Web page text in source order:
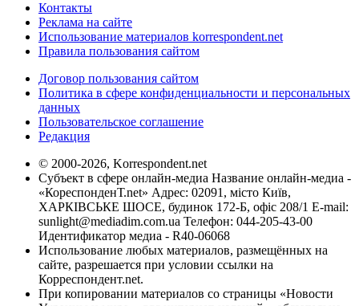
Контакты
Реклама на сайте
Использование материалов korrespondent.net
Правила пользования сайтом
Договор пользования сайтом
Политика в сфере конфиденциальности и персональных
данных
Пользовательское соглашение
Редакция
© 2000-2026, Korrespondent.net
Субъект в сфере онлайн-медиа Название онлайн-медиа -
«КореспонденТ.net» Адрес: 02091, місто Київ,
ХАРКІВСЬКЕ ШОСЕ, будинок 172-Б, офіс 208/1 E-mail:
sunlight@mediadim.com.ua Телефон: 044-205-43-00
Идентификатор медиа - R40-06068
Использование любых материалов, размещённых на
сайте, разрешается при условии ссылки на
Корреспондент.net.
При копировании материалов со страницы «Новости